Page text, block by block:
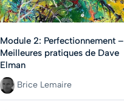
Module 2: Perfectionnement –
Meilleures pratiques de Dave
Elman
Brice Lemaire